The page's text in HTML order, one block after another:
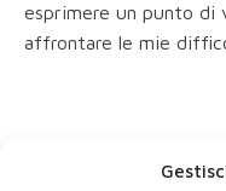
esprimere un punto di
affrontare le mie